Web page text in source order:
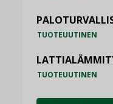
TUOTEUUTINEN
TUOTEUUTINEN